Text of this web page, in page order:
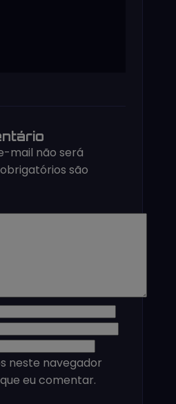
mail não será
são
neste navegador
eu comentar.